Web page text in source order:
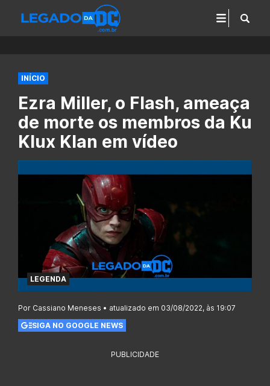
INÍCIO
Ezra Miller, o Flash, ameaça
de morte os membros da Ku
Klux Klan em vídeo
LEGENDA
Por Cassiano Meneses • atualizado em 03/08/2022, às 19:07
SIGA NO GOOGLE NEWS
PUBLICIDADE